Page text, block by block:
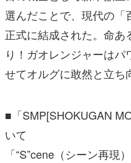
り！ガオレンジャーは
せてオルグに敢然と立ち
■「SMP[SHOKUGAN
「“S”cene（シーン再現
「“P”roportion（造形）
ラキットブランド「